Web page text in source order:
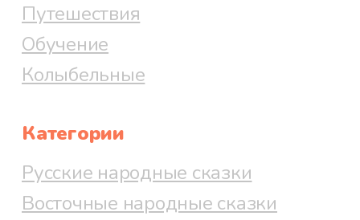
Путешествия
Обучение
Колыбельные
Категории
Русские народные сказки
Восточные народные сказки